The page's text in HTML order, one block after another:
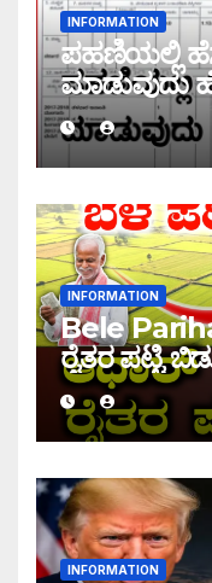
INFORMATION
ಪಹಣಿಯಲ್ಲಿ
ಮಾಡುವುದು
INFORMATION
Bele
ರೈತರ ಪಟ್ಟಿ
ಹೆಸರು
INFORMATION